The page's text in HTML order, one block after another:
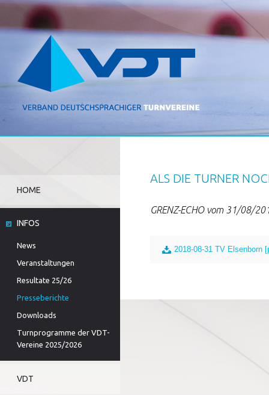
HOME
INFOS
News
Veranstaltungen
Resultate 25/26
Presseberichte
Downloads
Turnprogramme der VDT-
Vereine 2025/2026
VDT
ALS DIE TURNER
GRENZ-ECHO vom 31/08/
2018-08-31 TV Elsenborn